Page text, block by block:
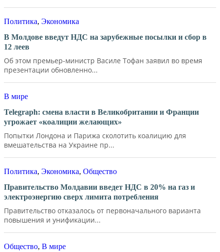
Политика, Экономика
В Молдове введут НДС на зарубежные посылки и сбор в
12 леев
Об этом премьер-министр Василе Тофан заявил во время
презентации обновленно...
В мире
Telegraph: смена власти в Великобритании и Франции
угрожает «коалиции желающих»
Попытки Лондона и Парижа сколотить коалицию для
вмешательства на Украине пр...
Политика, Экономика, Общество
Правительство Молдавии введет НДС в 20% на газ и
электроэнергию сверх лимита потребления
Правительство отказалось от первоначального варианта
повышения и унификации...
Общество, В мире